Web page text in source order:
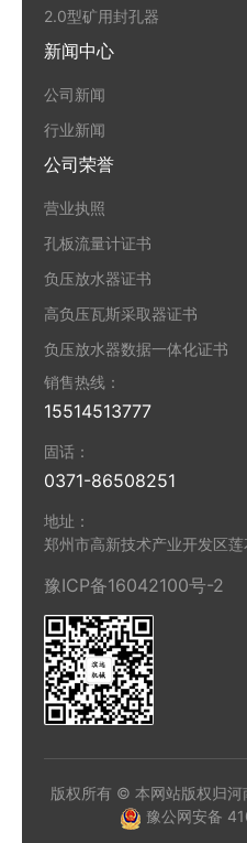
2.0型矿用封孔器
新闻中心
公司新闻
行业新闻
公司荣誉
营业执照
孔板流量计证书
负压放水器证书
高负压瓦斯采取器证书
负压放水器数据一体化证书
销售热线：
15514513777
固话：
0371-86508251
地址：
郑州市高新技术产业开发区莲
豫ICP备16042100号-2
版权所有 © 本网站版权归河
豫公网安备